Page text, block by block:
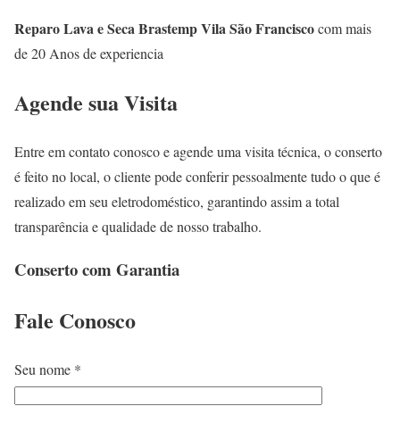
Reparo Lava e Seca Brastemp Vila São Franciscocom mais
de 20 Anos de experiencia
Agende sua Visita
Entre em contato conosco e agende uma visita técnica, o conserto
é feito no local, o cliente pode conferir pessoalmente tudo o que é
realizado em seu eletrodoméstico, garantindo assim a total
transparência e qualidade de nosso trabalho.
Conserto com Garantia
Fale Conosco
Seu nome *